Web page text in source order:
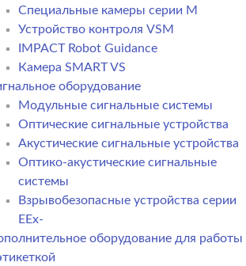
Специальные камеры серии M
Устройство контроля VSM
IMPACT Robot Guidance
Камера SMART VS
оборудование
Модульные сигнальные системы
Оптические сигнальные устройства
Акустические сигнальные устройства
Оптико-акустические сигнальные
системы
Взрывобезопасные устройства серии
EEx-
оборудование для работы